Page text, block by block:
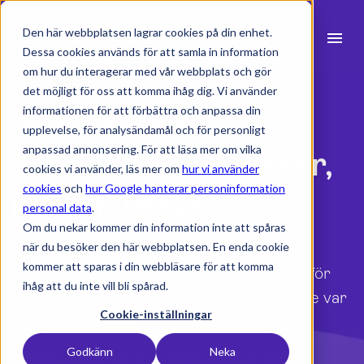
Den här webbplatsen lagrar cookies på din enhet.
Dessa cookies används för att samla in information
om hur du interagerar med vår webbplats och gör
det möjligt för oss att komma ihåg dig. Vi använder
informationen för att förbättra och anpassa din
upplevelse, för analysändamål och för personligt
anpassad annonsering. För att läsa mer om vilka
cookies vi använder, läs mer om hur vi använder
cookies och hur Google hanterar personinformation
personal data.
Om du nekar kommer din information inte att spåras
när du besöker den här webbplatsen. En enda cookie
kommer att sparas i din webbläsare för att komma
ihåg att du inte vill bli spårad.
Cookie-inställningar
Godkänn Neka
menu
Produkter
Branscher
Resurser
Integrationer
search
language
Svenska
Bransch | Arkitekter
Skapat av arkitekter,
för arkitekter
Tänk om du kunde få ett tid- och
projektsystem som var perfekt designat för
arkitekters arbetsflöde? Just denna tanke var
början för Milient.
Resultatet är ett komplett system för